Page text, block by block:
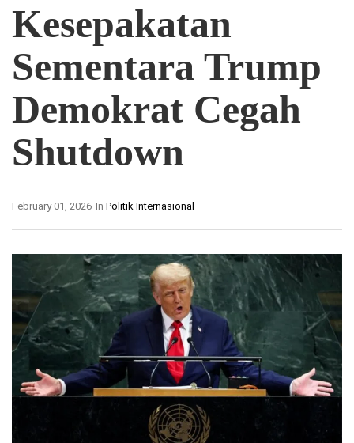
Kesepakatan
Sementara Trump
Demokrat Cegah
Shutdown
In Politik Internasional
February 01, 2026